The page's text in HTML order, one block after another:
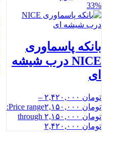
33%
بانکه پاسماوری
NICE درب شیشه
ای
تومان
–
تومان
Price range:
تومان ۲,۱۵۰,۰۰۰ through
تومان ۲,۴۲۰,۰۰۰